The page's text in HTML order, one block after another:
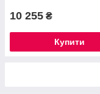
10 255 ₴
Купити